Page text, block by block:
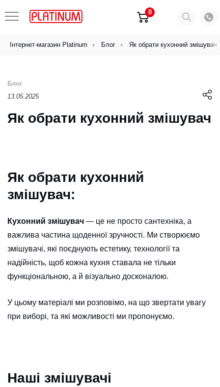
0
Інтернет-магазин Platinum Блог Як обрати кухонний змішувач
Блог
13.05.2025
Як обрати кухонний змішувач
Як обрати кухонний
змішувач:
Кухонний змішувач — це не просто сантехніка, а
важлива частина щоденної зручності. Ми створюємо
змішувачі, які поєднують естетику, технології та
надійність, щоб кожна кухня ставала не тільки
функціональною, а й візуально досконалою.
У цьому матеріалі ми розповімо, на що звертати увагу
при виборі, та які можливості ми пропонуємо.
Наші змішувачі